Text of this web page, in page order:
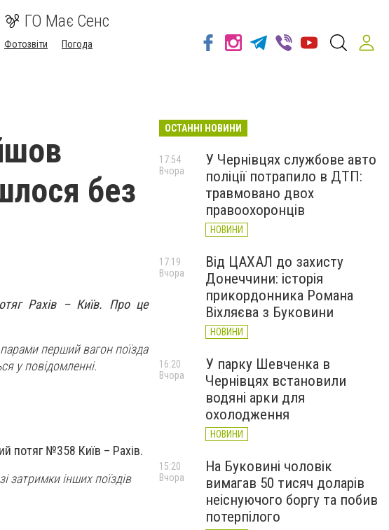
ГО Має Сенс
Фотозвіти
Погода
без
Рахів – Київ. Про це
перший вагон поїзда
у повідомленні.
потяг №358 Київ – Рахів.
затримки інших поїздів
ОСТАННІ НОВИНИ
У Чернівцях службове авто
поліції потрапило в ДТП:
травмовано двох
правоохоронців
НОВИНИ
17:54
Вчора
Від ЦАХАЛ до захисту
Донеччини: історія
прикордонника Романа
Віхляєва з Буковини
НОВИНИ
17:19
Вчора
У парку Шевченка в
Чернівцях встановили
водяні арки для
охолодження
НОВИНИ
16:20
Вчора
На Буковині чоловік
вимагав 50 тисяч доларів
неіснуючого боргу та побив
потерпілого
15:20
Вчора